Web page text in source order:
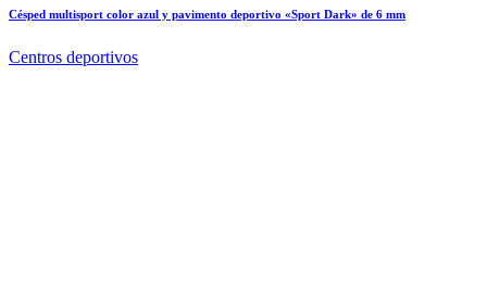
Césped multisport color azul y pavimento deportivo «Sport Dark» de 6 mm
Centros deportivos